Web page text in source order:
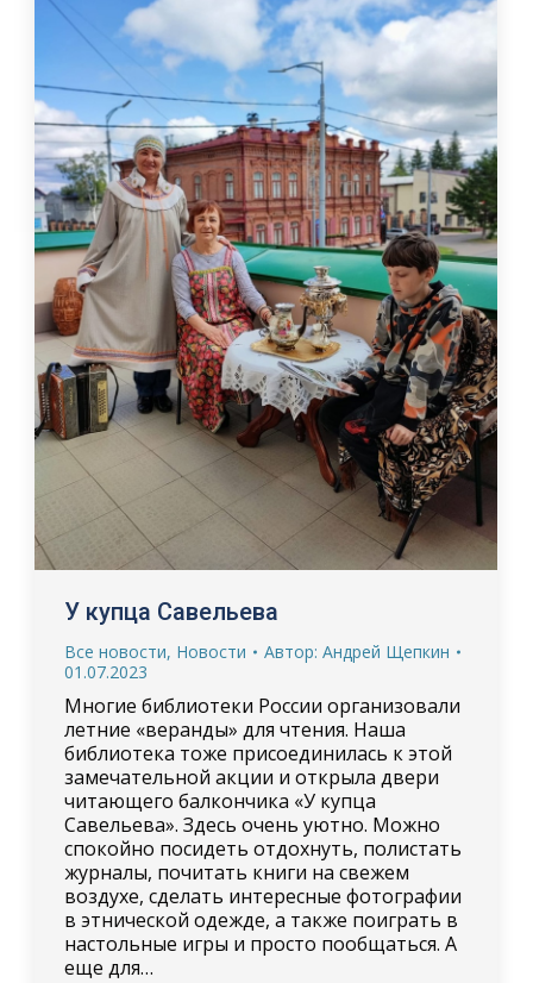
У купца Савельева
Все новости, Новости Автор: Андрей Щепкин
01.07.2023
Многие библиотеки России организовали
летние «веранды» для чтения. Наша
библиотека тоже присоединилась к этой
замечательной акции и открыла двери
читающего балкончика «У купца
Савельева». Здесь очень уютно. Можно
спокойно посидеть отдохнуть, полистать
журналы, почитать книги на свежем
воздухе, сделать интересные фотографии
в этнической одежде, а также поиграть в
настольные игры и просто пообщаться. А
еще для…